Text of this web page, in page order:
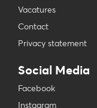
Vacatures
Contact
Privacy statement
Social Media
Facebook
Instagram